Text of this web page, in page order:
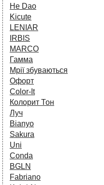
He Dao
Kicute
LENIAR
IRBIS
MARCO
Гамма
Мрії збуваються
Офорт
Сolor-It
Колорит Тон
Луч
Bianyo
Sakura
Uni
Conda
BGLN
Fabriano